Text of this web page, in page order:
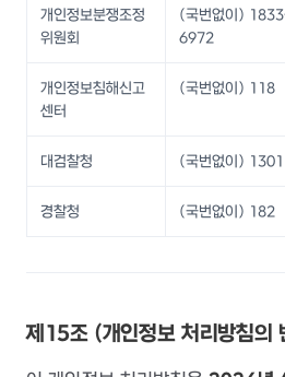
개인정보분쟁조정
위원회
(국번없이)
6972
개인정보침해신고
센터
(국번없이) 118
대검찰청 (국번없이) 1301
경찰청 (국번없이) 182
제15조 (개인정보 처리방침의